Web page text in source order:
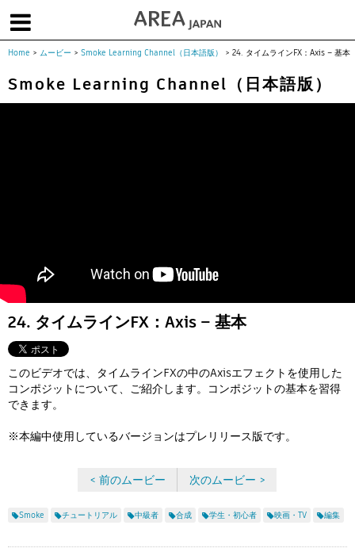
About us | フォーラム | お問合せ | メールマガジン
3DCGとは
建築・製造
Flow Production Tracking（旧ShotGrid）
Home > ムービー > Smoke Learning Channel（日本語版） > 24. タイムラインFX：Axis – 基本
Smoke Learning Channel（日本語版）
24. タイムラインFX：Axis – 基本
このビデオでは、タイムラインFXの中のAxisエフェクトを使用した
コンポジットについて、ご紹介します。コンポジットの基本を習得
できます。
※本編中使用しているバージョンはプレリリース版です。
< 前のムービー 次のムービー >
Smoke チュートリアル 中級者 合成 学生・初心者 映画・TV 編集